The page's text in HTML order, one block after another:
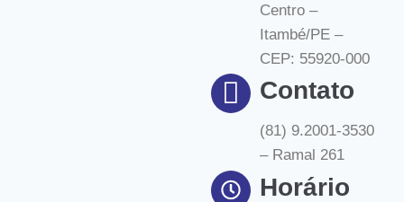
Centro –
Itambé/PE –
CEP: 55920-000
Contato
(81) 9.2001-3530
– Ramal 261
Horário